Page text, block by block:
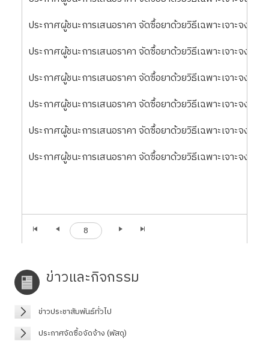
ประกาศผู้ชนะการเสนอราคา จัดซื้อยาด้วยวิธีเฉพาะเจาะจง ล
ประกาศผู้ชนะการเสนอราคา จัดซื้อยาด้วยวิธีเฉพาะเจาะจง
ประกาศผู้ชนะการเสนอราคา จัดซื้อยาด้วยวิธีเฉพาะเจาะจง
ประกาศผู้ชนะการเสนอราคา จัดซื้อยาด้วยวิธีเฉพาะเจาะจง
ประกาศผู้ชนะการเสนอราคา จัดซื้อยาด้วยวิธีเฉพาะเจาะจง ล
ประกาศผู้ชนะการเสนอราคา จัดซื้อยาด้วยวิธีเฉพาะเจาะจง
8
ข่าวและกิจกรรม
ข่าวประชาสัมพันธ์ทั่วไป
ประกาศจัดซื้อจัดจ้าง (พัสดุ)